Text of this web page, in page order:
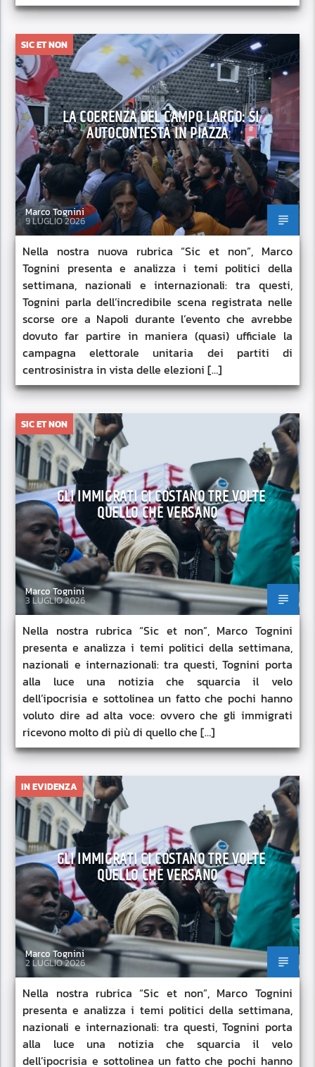
SIC ET NON
LA COERENZA DEL CAMPO LARGO: SI
AUTOCONTESTA IN PIAZZA
Marco Tognini
9 LUGLIO 2026
Nella nostra nuova rubrica “Sic et non”, Marco
Tognini presenta e analizza i temi politici della
settimana, nazionali e internazionali: tra questi,
Tognini parla dell’incredibile scena registrata nelle
scorse ore a Napoli durante l’evento che avrebbe
dovuto far partire in maniera (quasi) ufficiale la
campagna elettorale unitaria dei partiti di
centrosinistra in vista delle elezioni […]
SIC ET NON
GLI IMMIGRATI CI COSTANO TRE VOLTE
QUELLO CHE VERSANO
Marco Tognini
3 LUGLIO 2026
Nella nostra rubrica “Sic et non”, Marco Tognini
presenta e analizza i temi politici della settimana,
nazionali e internazionali: tra questi, Tognini porta
alla luce una notizia che squarcia il velo
dell’ipocrisia e sottolinea un fatto che pochi hanno
voluto dire ad alta voce: ovvero che gli immigrati
ricevono molto di più di quello che […]
IN EVIDENZA
GLI IMMIGRATI CI COSTANO TRE VOLTE
QUELLO CHE VERSANO
Marco Tognini
2 LUGLIO 2026
Nella nostra rubrica “Sic et non”, Marco Tognini
presenta e analizza i temi politici della settimana,
nazionali e internazionali: tra questi, Tognini porta
alla luce una notizia che squarcia il velo
dell’ipocrisia e sottolinea un fatto che pochi hanno